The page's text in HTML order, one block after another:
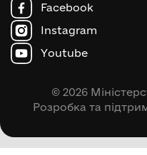
Facebook
Instagram
Youtube
© 2026
Розробка та